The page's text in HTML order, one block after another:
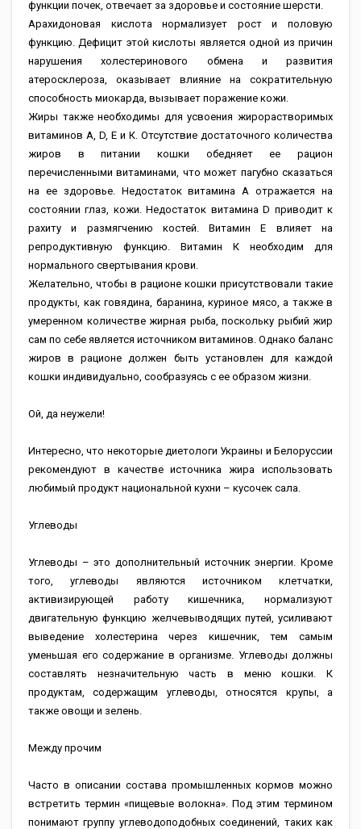
функции почек, отвечает за здоровье и состояние шерсти.
Арахидоновая кислота нормализует рост и половую
функцию. Дефицит этой кислоты является одной из причин
нарушения холестеринового обмена и развития
атеросклероза, оказывает влияние на сократительную
способность миокарда, вызывает поражение кожи.
Жиры также необходимы для усвоения жирорастворимых
витаминов А, D, Е и К. Отсутствие достаточного количества
жиров в питании кошки обедняет ее рацион
перечисленными витаминами, что может пагубно сказаться
на ее здоровье. Недостаток витамина А отражается на
состоянии глаз, кожи. Недостаток витамина D приводит к
рахиту и размягчению костей. Витамин Е влияет на
репродуктивную функцию. Витамин К необходим для
нормального свертывания крови.
Желательно, чтобы в рационе кошки присутствовали такие
продукты, как говядина, баранина, куриное мясо, а также в
умеренном количестве жирная рыба, поскольку рыбий жир
сам по себе является источником витаминов. Однако баланс
жиров в рационе должен быть установлен для каждой
кошки индивидуально, сообразуясь с ее образом жизни.
Ой, да неужели!
Интересно, что некоторые диетологи Украины и Белоруссии
рекомендуют в качестве источника жира использовать
любимый продукт национальной кухни – кусочек сала.
Углеводы
Углеводы – это дополнительный источник энергии. Кроме
того, углеводы являются источником клетчатки,
активизирующей работу кишечника, нормализуют
двигательную функцию желчевыводящих путей, усиливают
выведение холестерина через кишечник, тем самым
уменьшая его содержание в организме. Углеводы должны
составлять незначительную часть в меню кошки. К
продуктам, содержащим углеводы, относятся крупы, а
также овощи и зелень.
Между прочим
Часто в описании состава промышленных кормов можно
встретить термин «пищевые волокна». Под этим термином
понимают группу углеводоподобных соединений, таких как